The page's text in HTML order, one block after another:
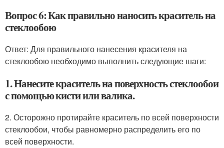
Вопрос 6: Как правильно наносить краситель на
стеклообою
Ответ: Для правильного нанесения красителя на
стеклообою необходимо выполнить следующие шаги:
1. Нанесите краситель на поверхность стеклообои
с помощью кисти или валика.
2. Осторожно протирайте краситель по всей поверхности
стеклообои, чтобы равномерно распределить его по
всей поверхности.